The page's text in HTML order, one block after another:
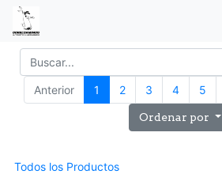
Anterior 1 2 3 4 5
Ordenar por
Todos los Productos